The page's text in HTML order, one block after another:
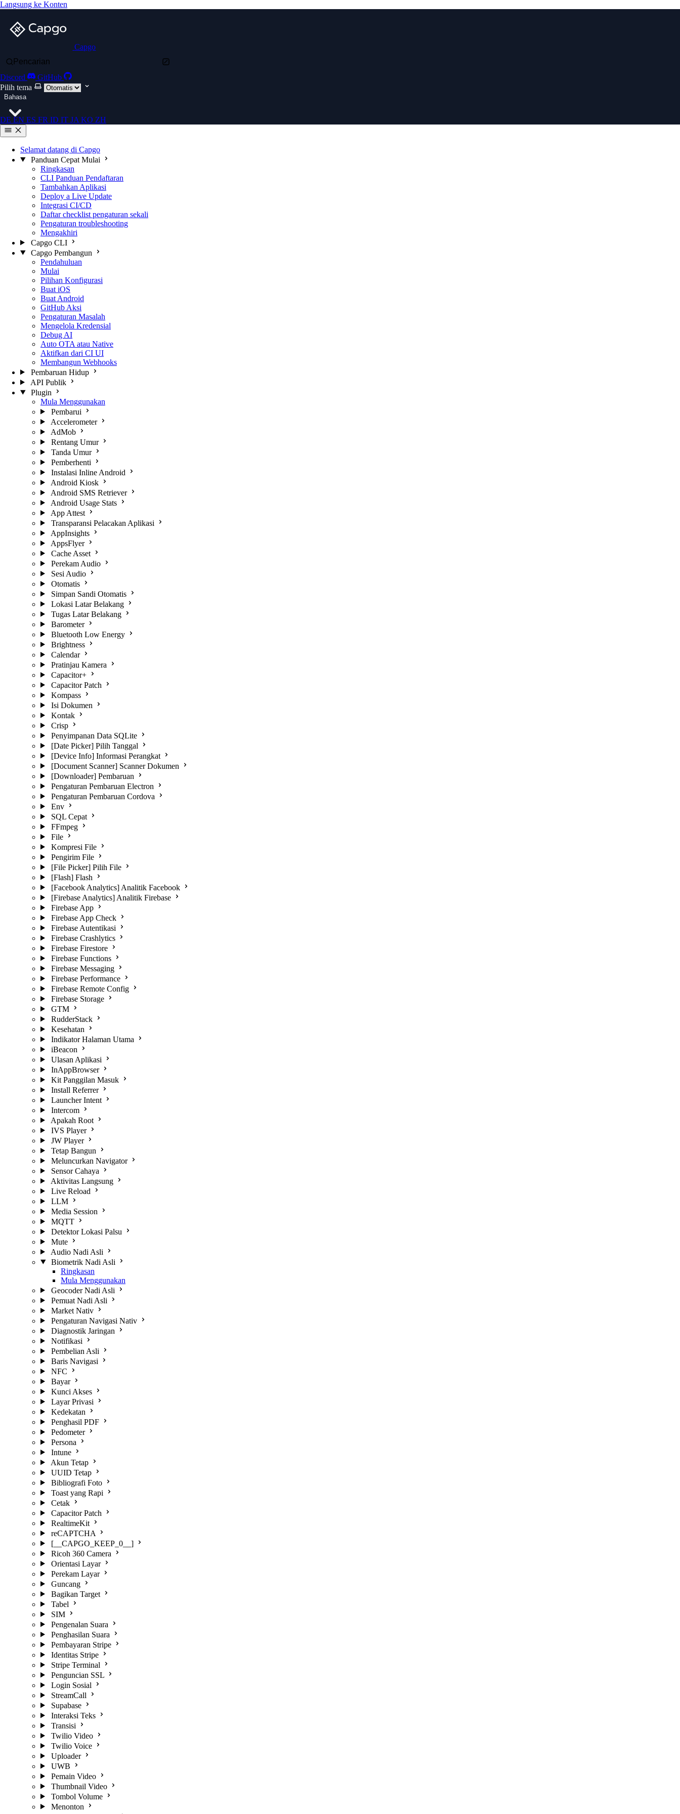
Langsung ke Konten
Capgo
Pencarian
Discord
GitHub
Pilih tema
Bahasa
DE EN ES FR ID IT JA KO ZH
Selamat datang di Capgo
Panduan Cepat Mulai
Ringkasan
CLI Panduan Pendaftaran
Tambahkan Aplikasi
Deploy a Live Update
Integrasi CI/CD
Daftar checklist pengaturan sekali
Pengaturan troubleshooting
Mengakhiri
Capgo CLI
Capgo Pembangun
Pendahuluan
Mulai
Pilihan Konfigurasi
Buat iOS
Buat Android
GitHub Aksi
Pengaturan Masalah
Mengelola Kredensial
Debug AI
Auto OTA atau Native
Aktifkan dari CI UI
Membangun Webhooks
Pembaruan Hidup
API Publik
Plugin
Mula Menggunakan
Pembarui
Accelerometer
AdMob
Rentang Umur
Tanda Umur
Pemberhenti
Instalasi Inline Android
Android Kiosk
Android SMS Retriever
Android Usage Stats
App Attest
Transparansi Pelacakan Aplikasi
AppInsights
AppsFlyer
Cache Asset
Perekam Audio
Sesi Audio
Otomatis
Simpan Sandi Otomatis
Lokasi Latar Belakang
Tugas Latar Belakang
Barometer
Bluetooth Low Energy
Brightness
Calendar
Pratinjau Kamera
Capacitor+
Capacitor Patch
Kompass
Isi Dokumen
Kontak
Crisp
Penyimpanan Data SQLite
[Date Picker] Pilih Tanggal
[Device Info] Informasi Perangkat
[Document Scanner] Scanner Dokumen
[Downloader] Pembaruan
Pengaturan Pembaruan Electron
Pengaturan Pembaruan Cordova
Env
SQL Cepat
FFmpeg
File
Kompresi File
Pengirim File
[File Picker] Pilih File
[Flash] Flash
[Facebook Analytics] Analitik Facebook
[Firebase Analytics] Analitik Firebase
Firebase App
Firebase App Check
Firebase Autentikasi
Firebase Crashlytics
Firebase Firestore
Firebase Functions
Firebase Messaging
Firebase Performance
Firebase Remote Config
Firebase Storage
GTM
RudderStack
Kesehatan
Indikator Halaman Utama
iBeacon
Ulasan Aplikasi
InAppBrowser
Kit Panggilan Masuk
Install Referrer
Launcher Intent
Intercom
Apakah Root
IVS Player
JW Player
Tetap Bangun
Meluncurkan Navigator
Sensor Cahaya
Aktivitas Langsung
Live Reload
LLM
Media Session
MQTT
Detektor Lokasi Palsu
Mute
Audio Nadi Asli
Biometrik Nadi Asli
Ringkasan
Mula Menggunakan
Geocoder Nadi Asli
Pemuat Nadi Asli
Market Nativ
Pengaturan Navigasi Nativ
Diagnostik Jaringan
Notifikasi
Pembelian Asli
Baris Navigasi
NFC
Bayar
Kunci Akses
Layar Privasi
Kedekatan
Penghasil PDF
Pedometer
Persona
Intune
Akun Tetap
UUID Tetap
Bibliografi Foto
Toast yang Rapi
Cetak
Capacitor Patch
RealtimeKit
reCAPTCHA
[__CAPGO_KEEP_0__]
Ricoh 360 Camera
Orientasi Layar
Perekam Layar
Guncang
Bagikan Target
Tabel
SIM
Pengenalan Suara
Penghasilan Suara
Pembayaran Stripe
Identitas Stripe
Stripe Terminal
Penguncian SSL
Login Sosial
StreamCall
Supabase
Interaksi Teks
Transisi
Twilio Video
Twilio Voice
Uploader
UWB
Pemain Video
Thumbnail Video
Tombol Volume
Menonton